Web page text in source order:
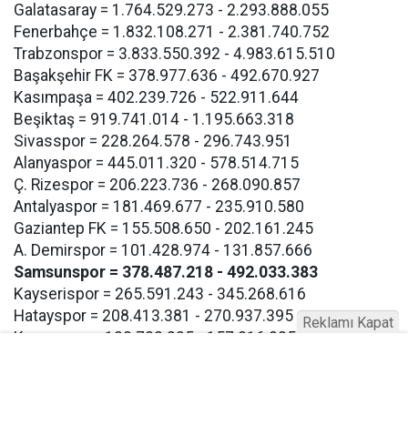
Galatasaray = 1.764.529.273 - 2.293.888.055
Fenerbahçe = 1.832.108.271 - 2.381.740.752
Trabzonspor = 3.833.550.392 - 4.983.615.510
Başakşehir FK = 378.977.636 - 492.670.927
Kasımpaşa = 402.239.726 - 522.911.644
Beşiktaş = 919.741.014 - 1.195.663.318
Sivasspor = 228.264.578 - 296.743.951
Alanyaspor = 445.011.320 - 578.514.715
Ç. Rizespor = 206.223.736 - 268.090.857
Antalyaspor = 181.469.677 - 235.910.580
Gaziantep FK = 155.508.650 - 202.161.245
A. Demirspor = 101.428.974 - 131.857.666
Samsunspor = 378.487.218 - 492.033.383
Kayserispor = 265.591.243 - 345.268.616
Hatayspor = 208.413.381 - 270.937.395
Konyaspor = 120.782.235 - 157.016.905
Reklamı Kapat